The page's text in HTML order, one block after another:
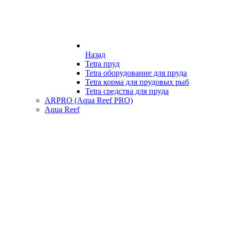
Назад
Tetra пруд
Tetra оборудование для пруда
Tetra корма для прудовых рыб
Tetra средства для пруда
ARPRO (Aqua Reef PRO)
Aqua Reef